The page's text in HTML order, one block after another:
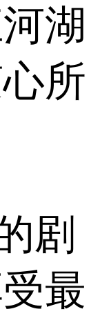
湖
所
剧
最